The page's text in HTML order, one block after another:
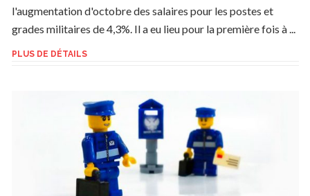
l'augmentation d'octobre des salaires pour les postes et
grades militaires de 4,3%. Il a eu lieu pour la première fois à ...
PLUS DE DÉTAILS